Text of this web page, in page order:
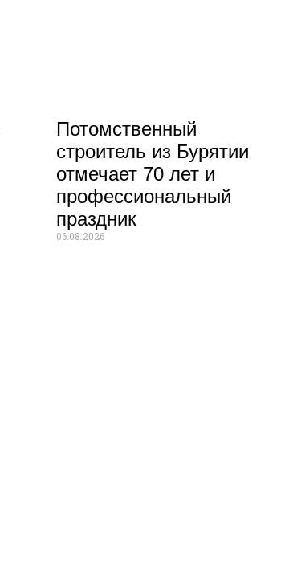
Потомственный
строитель из Бурятии
отмечает 70 лет и
профессиональный
праздник
06.08.2026